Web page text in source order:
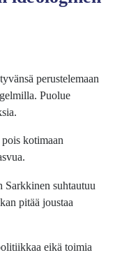
perustelemaan
Puolue
kotimaan
suhtautuu
pitää joustaa
eikä toimia